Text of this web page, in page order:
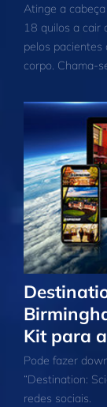
Atinge a
18 quilos a cair
pelos pacientes
corpo.
Kit para
Pode fazer
“Destination:
redes sociais.